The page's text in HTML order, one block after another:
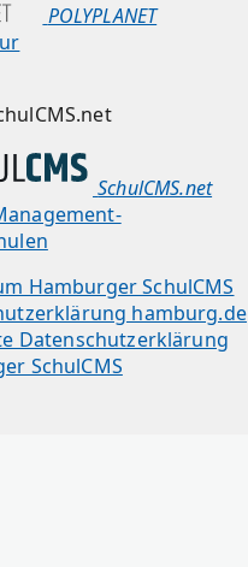
POLYPLANET
SchulCMS.net
Hamburger SchulCMS
hamburg.de
Datenschutzerklärung
SchulCMS